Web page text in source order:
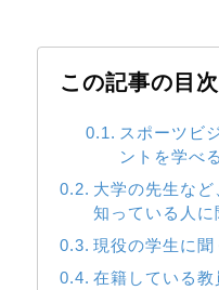
この記事の目次
スポーツビ
ントを学べ
大学の先生など
知っている人に
現役の学生に聞
在籍している教